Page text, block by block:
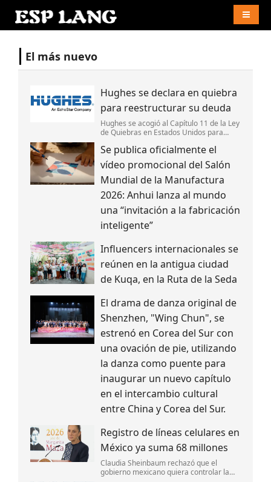
El más nuevo
Hughes se declara en quiebra
para reestructurar su deuda
Hughes se acogió al Capítulo 11 de la Ley
de Quiebras en Estados Unidos para
estructura de capital y mantener la
continuidad de sus operaciones.
Se publica oficialmente el
vídeo promocional del Salón
Mundial de la Manufactura
2026: Anhui lanza al mundo
una “invitación a la fabricación
inteligente”
Influencers internacionales se
reúnen en la antigua ciudad
de Kuqa, en la Ruta de la Seda
El drama de danza original de
Shenzhen, "Wing Chun", se
estrenó en Corea del Sur con
una ovación de pie, utilizando
la danza como puente para
inaugurar un nuevo capítulo
en el intercambio cultural
entre China y Corea del Sur.
Registro de líneas celulares en
México ya suma 68 millones
Claudia Sheinbaum rechazó que el
gobierno mexicano quiera controlar la